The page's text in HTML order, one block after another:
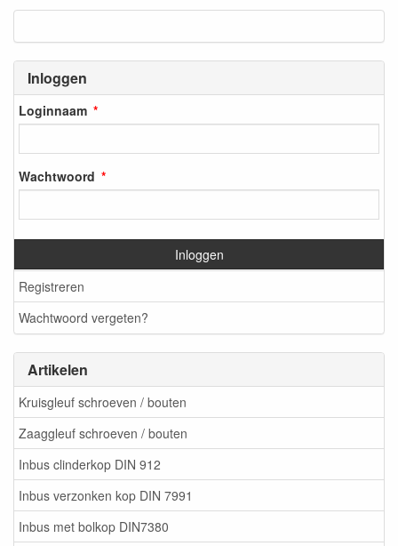
Inloggen
Loginnaam
Wachtwoord
Inloggen
Registreren
Wachtwoord vergeten?
Artikelen
Kruisgleuf schroeven / bouten
Zaaggleuf schroeven / bouten
Inbus clinderkop DIN 912
Inbus verzonken kop DIN 7991
Inbus met bolkop DIN7380